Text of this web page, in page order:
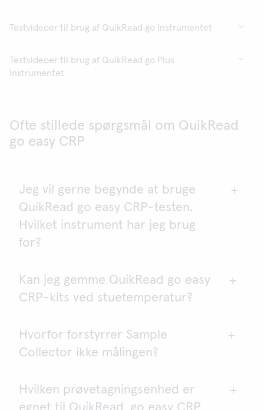
Testvideoer til brug af QuikRead go Instrumentet
Testvideoer til brug af QuikRead go Plus
Instrumentet
Ofte stillede spørgsmål om QuikRead
go easy CRP
Jeg vil gerne begynde at bruge
QuikRead go easy CRP-testen.
Hvilket instrument har jeg brug
for?
QuikRead go easy CRP-testene kan analyseres på
QuikRead go Plus- og QuikRead go-instrumentet.
softwareversionen være version 7.6.2. eller nyere.
Kan jeg gemme QuikRead go easy
CRP-kits ved stuetemperatur?
Ja, de uåbnede kits kan opbevares køligt eller ved
stuetemperatur (2 -25 ºC), indtil udløbsdatoen
komponenterne kan kuvetterne opbevares ved
stuetemperatur (18- 25 ºC) i 3 måneder.
Hvorfor forstyrrer Sample
Collector ikke målingen?
Sample Collector forbliver i kuvetten under hele
måling. Målingens nøjagtighed påvirkes ikke, fordi
Hvilken prøvetagningsenhed er